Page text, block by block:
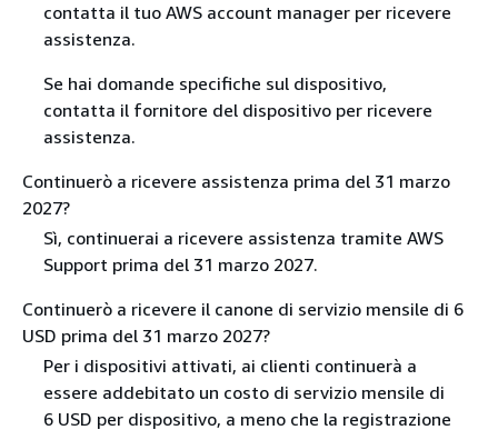
contatta il tuo AWS account manager per ricevere
assistenza.
Se hai domande specifiche sul dispositivo,
contatta il fornitore del dispositivo per ricevere
assistenza.
Continuerò a ricevere assistenza prima del 31 marzo
2027?
Sì, continuerai a ricevere assistenza tramite AWS
Support prima del 31 marzo 2027.
Continuerò a ricevere il canone di servizio mensile di 6
USD prima del 31 marzo 2027?
Per i dispositivi attivati, ai clienti continuerà a
essere addebitato un costo di servizio mensile di
6 USD per dispositivo, a meno che la registrazione